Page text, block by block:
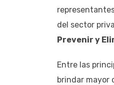
del sector
Prevenir y
Entre las
brindar mayor